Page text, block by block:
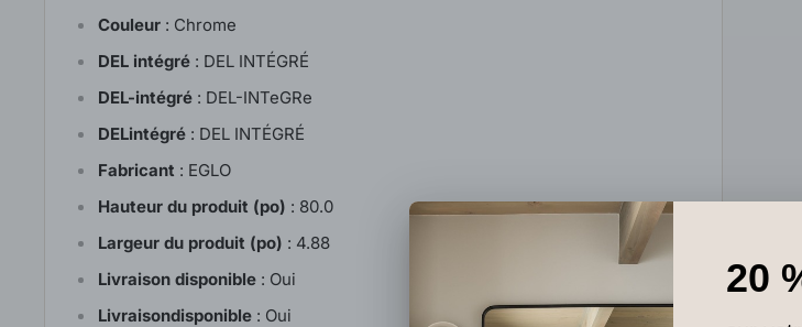
Couleur : Chrome
DEL intégré : DEL INTÉGRÉ
DEL-intégré : DEL-INTeGRe
DELintégré : DEL INTÉGRÉ
Fabricant : EGLO
Hauteur du produit (po) : 80.0
Largeur du produit (po) : 4.88
Livraison disponible : Oui
Livraisondisponible : Oui